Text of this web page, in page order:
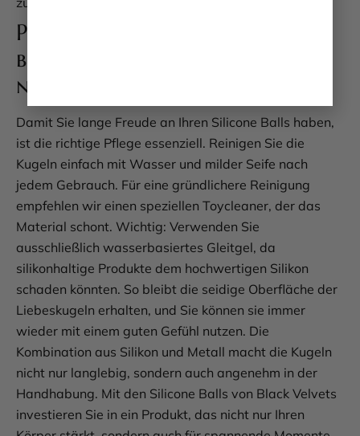
Pflege und Handhabung – so
bleiben Ihre Silicone Balls wie
neu
Damit Sie lange Freude an Ihren Silicone Balls haben,
ist die richtige Pflege essenziell. Reinigen Sie die
Kugeln einfach mit Wasser und milder Seife nach
jedem Gebrauch. Für eine gründlichere Reinigung
empfehlen wir einen speziellen Toycleaner, der das
Material schont. Wichtig: Verwenden Sie
ausschließlich wasserbasiertes Gleitgel, da
silikonhaltige Produkte dem hochwertigen Silikon
schaden könnten. So bleibt die seidige Oberfläche der
Liebeskugeln erhalten, und Sie können sie immer
wieder mit einem guten Gefühl nutzen. Die
Kombination aus Silikon und Metall macht die Kugeln
nicht nur langlebig, sondern auch angenehm in der
Handhabung. Mit den Silicone Balls von Black Velvets
investieren Sie in ein Produkt, das nicht nur Ihren